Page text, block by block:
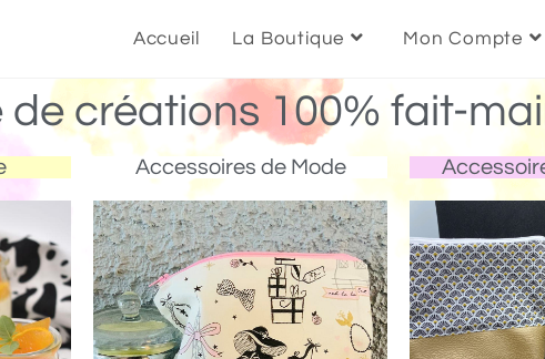
Accueil La Boutique Mon Compte
de créations 100% fait-
Accessoires de Mode